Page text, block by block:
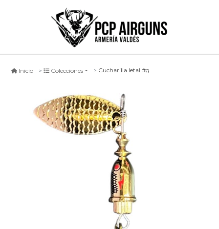
Inicio Colecciones Cucharilla letal #g